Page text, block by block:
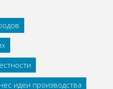
идеи производства